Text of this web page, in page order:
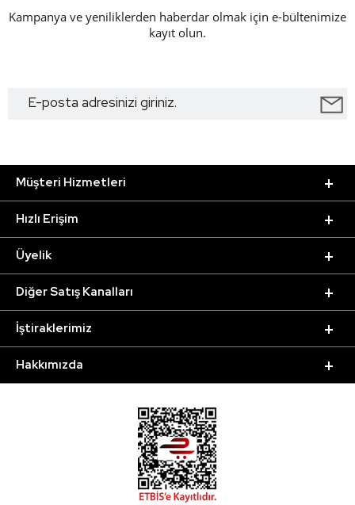
Kampanya ve yeniliklerden haberdar olmak için e-bültenimize
kayıt olun.
Müşteri Hizmetleri
Hızlı Erişim
Üyelik
Diğer Satış Kanalları
İştiraklerimiz
Hakkımızda